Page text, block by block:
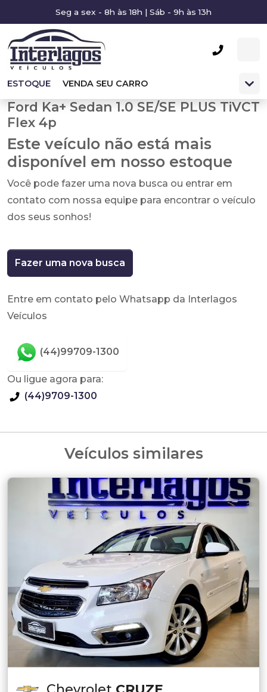
Seg a sex - 8h às 18h | Sáb - 9h às 13h
ESTOQUE VENDA SEU CARRO
Ford Ka+ Sedan 1.0 SE/SE PLUS TiVCT
Flex 4p
Este veículo não está mais
disponível em nosso estoque
Você pode fazer uma nova busca ou entrar em
contato com nossa equipe para encontrar o veículo
dos seus sonhos!
Fazer uma nova busca
Entre em contato pelo Whatsapp da Interlagos
Veículos
(44)99709-1300
Ou ligue agora para:
(44)9709-1300
Veículos similares